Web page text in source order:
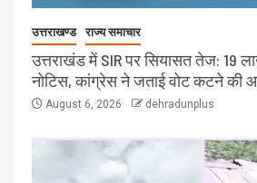
उत्तराखण्ड राज्य समाचार
उत्तराखंड में SIR पर सियासत तेज: 19
नोटिस, कांग्रेस ने जताई वोट कटने की
August 6, 2026 dehradunplus